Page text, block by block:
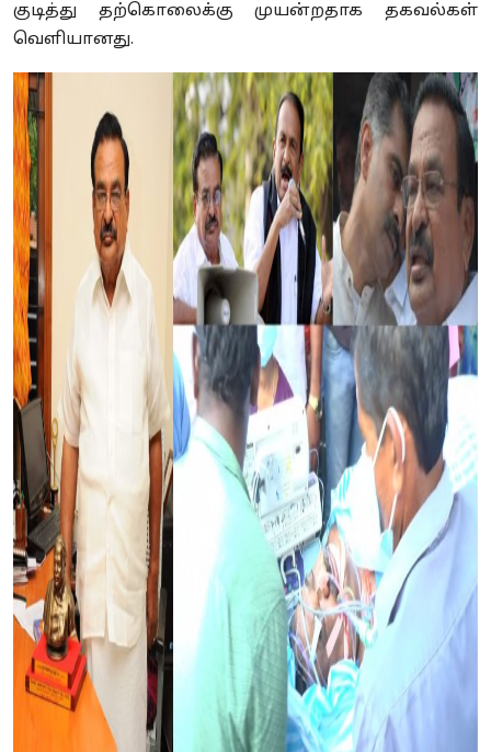
குடித்து தற்கொலைக்கு முயன்றதாக தகவல்கள்
வெளியானது.